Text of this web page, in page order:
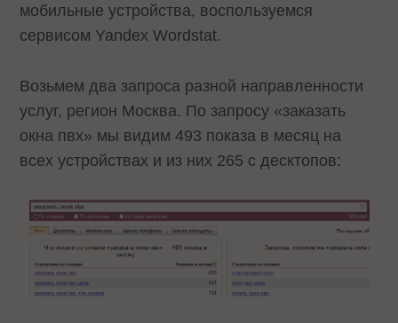
мобильные устройства, воспользуемся
сервисом Yandex Wordstat.
Возьмем два запроса разной направленности
услуг, регион Москва. По запросу «заказать
окна пвх» мы видим 493 показа в месяц на
всех устройствах и из них 265 с десктопов: